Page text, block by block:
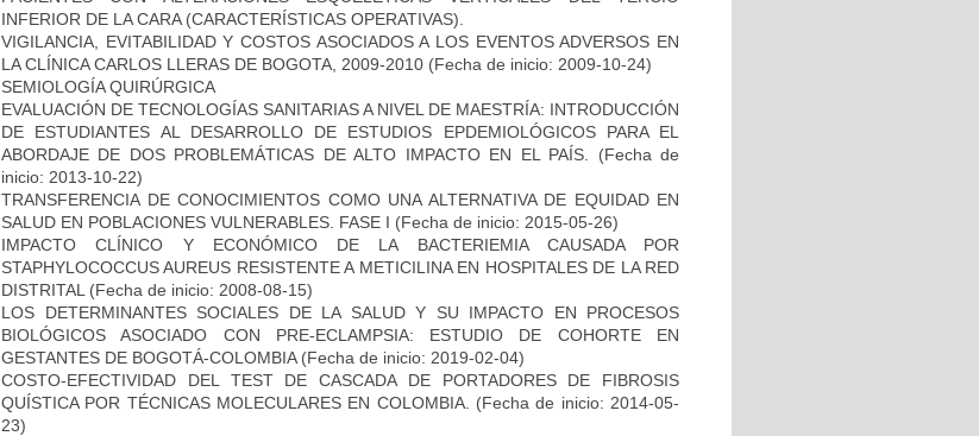
INFERIOR DE LA CARA (CARACTERÍSTICAS OPERATIVAS).
VIGILANCIA, EVITABILIDAD Y COSTOS ASOCIADOS A LOS EVENTOS ADVERSOS EN
LA CLÍNICA CARLOS LLERAS DE BOGOTA, 2009-2010 (Fecha de inicio: 2009-10-24)
SEMIOLOGÍA QUIRÚRGICA
EVALUACIÓN DE TECNOLOGÍAS SANITARIAS A NIVEL DE MAESTRÍA: INTRODUCCIÓN
DE ESTUDIANTES AL DESARROLLO DE ESTUDIOS EPDEMIOLÓGICOS PARA EL
ABORDAJE DE DOS PROBLEMÁTICAS DE ALTO IMPACTO EN EL PAÍS.
(Fecha de
inicio: 2013-10-22)
TRANSFERENCIA DE CONOCIMIENTOS COMO UNA ALTERNATIVA DE EQUIDAD EN
SALUD EN POBLACIONES VULNERABLES. FASE I (Fecha de inicio: 2015-05-26)
IMPACTO CLÍNICO Y ECONÓMICO DE LA BACTERIEMIA CAUSADA POR
STAPHYLOCOCCUS AUREUS RESISTENTE A METICILINA EN HOSPITALES DE LA RED
DISTRITAL (Fecha de inicio: 2008-08-15)
LOS DETERMINANTES SOCIALES DE LA SALUD Y SU IMPACTO EN PROCESOS
BIOLÓGICOS ASOCIADO CON PRE-ECLAMPSIA: ESTUDIO DE COHORTE EN
GESTANTES DE BOGOTÁ-COLOMBIA(Fecha de inicio: 2019-02-04)
COSTO-EFECTIVIDAD DEL TEST DE CASCADA DE PORTADORES DE FIBROSIS
QUÍSTICA POR TÉCNICAS MOLECULARES EN COLOMBIA.
(Fecha de inicio: 2014-05-
23)